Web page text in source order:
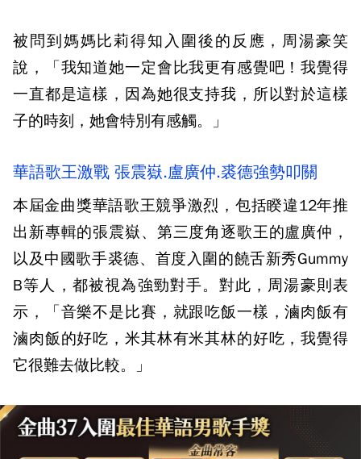
被問到媽媽比莉得知入圍後的反應，周湯豪笑
說，「我知道她一定會比我更有感覺吧！我覺得
一直都是這樣，因為她很支持我，所以對於這樣
子的時刻，她會特別有感觸。」
華語歌王激戰 張震嶽.盧廣仲.裘德強勢叩關
本屆金曲獎華語歌王競爭激烈，包括睽違12年推
出新專輯的張震嶽、第三度角逐歌王的盧廣仲，
以及中國歌手裘德、首度入圍的饒舌新秀Gummy
B等人，都被視為強勁對手。對此，周湯豪則表
示，「音樂不是比賽，就跟吃飯一樣，滷肉飯有
滷肉飯的好吃，米其林有米其林的好吃，我覺得
它很難去做比較。」